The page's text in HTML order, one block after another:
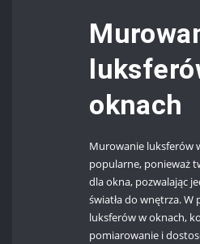
oknach
Murowanie luksferów
popularne, ponieważ
dla okna, pozwalając
światła do wnętrza.
luksferów w oknach,
pomiarowanie i